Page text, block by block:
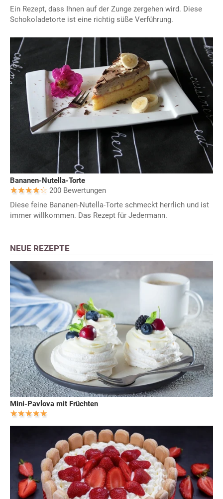
Ein Rezept, dass Ihnen auf der Zunge zergehen wird. Diese
Schokoladetorte ist eine richtig süße Verführung.
Bananen-Nutella-Torte
200 Bewertungen
Diese feine Bananen-Nutella-Torte schmeckt herrlich und ist
immer willkommen. Das Rezept für Jedermann.
NEUE REZEPTE
Mini-Pavlova mit Früchten